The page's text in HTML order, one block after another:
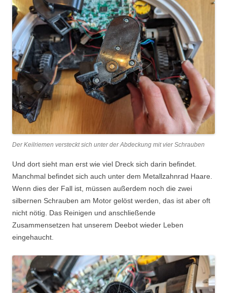
Der Keilriemen versteckt sich unter der Abdeckung mit vier Schrauben
Und dort sieht man erst wie viel Dreck sich darin befindet.
Manchmal befindet sich auch unter dem Metallzahnrad Haare.
Wenn dies der Fall ist, müssen außerdem noch die zwei
silbernen Schrauben am Motor gelöst werden, das ist aber oft
nicht nötig. Das Reinigen und anschließende
Zusammensetzen hat unserem Deebot wieder Leben
eingehaucht.